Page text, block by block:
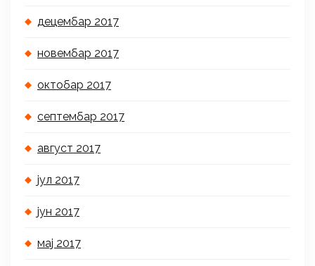
децембар 2017
новембар 2017
октобар 2017
септембар 2017
август 2017
јул 2017
јун 2017
мај 2017